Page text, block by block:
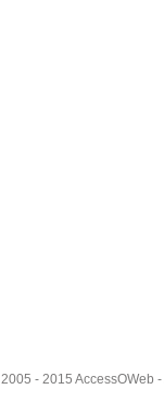
2005 - 2015 AccessOWeb -